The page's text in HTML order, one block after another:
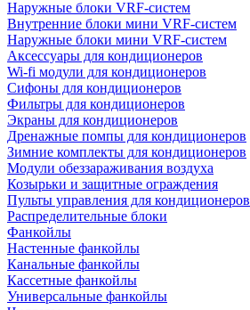
Наружные блоки VRF-систем
Внутренние блоки мини VRF-систем
Наружные блоки мини VRF-систем
Аксессуары для кондиционеров
Wi-fi модули для кондиционеров
Сифоны для кондиционеров
Фильтры для кондиционеров
Экраны для кондиционеров
Дренажные помпы для кондиционеров
Зимние комплекты для кондиционеров
Модули обеззараживания воздуха
Козырьки и защитные ограждения
Пульты управления для кондиционеров
Распределительные блоки
Фанкойлы
Настенные фанкойлы
Канальные фанкойлы
Кассетные фанкойлы
Универсальные фанкойлы